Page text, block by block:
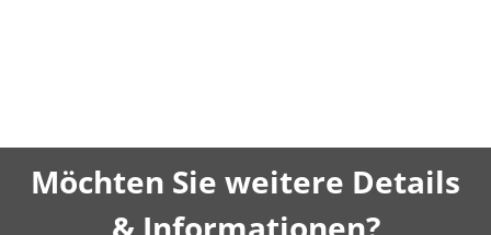
Möchten Sie weitere Details